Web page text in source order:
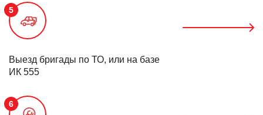
5
Выезд бригады по ТО, или на базе
ИК 555
6